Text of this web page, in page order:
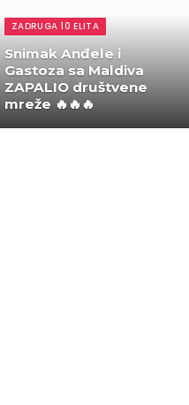
ZADRUGA 10 ELITA
Snimak Anđele i
Gastoza sa Maldiva
ZAPALIO društvene
mreže 🔥🔥🔥